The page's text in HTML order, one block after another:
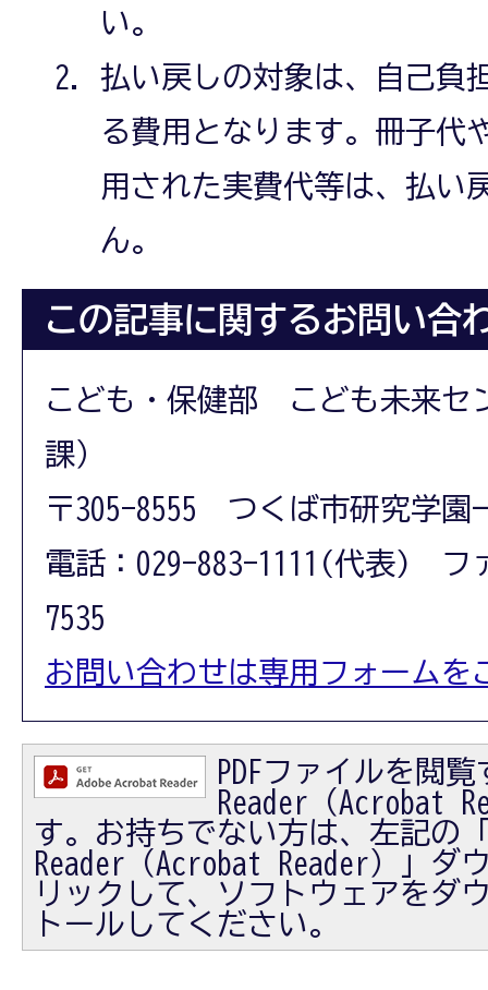
い。
払い戻しの対象は、自己負
る費用となります。冊子代
用された実費代等は、払い
ん。
この記事に関するお問い合
こども・保健部 こども未来セ
課）
〒305-8555 つくば市研究学園
電話：029-883-1111(代表) フ
7535
お問い合わせは専用フォームを
PDFファイルを閲
Reader（Acrobat
す。お持ちでない方は、左記の
Reader（Acrobat Reader）」ダ
リックして、ソフトウェアをダ
トールしてください。